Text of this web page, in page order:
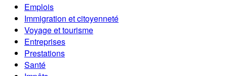
Emplois
Immigration et citoyenneté
Voyage et tourisme
Entreprises
Prestations
Santé